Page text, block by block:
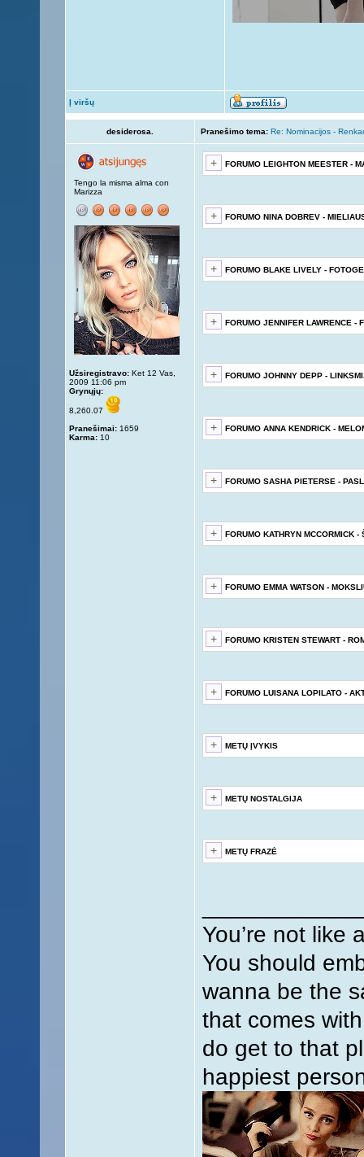
Į viršų
desiderosa. Pranešimo tema: Re: Nominacijos -
Tengo la misma alma con
Marizza
Užsiregistravo: Ket 12 Vas,
2009 11:06 pm
Grynųjų:
8,260.07
Pranešimai: 1659
Karma: 10
FORUMO LEIGHTON MEESTER -
FORUMO NINA DOBREV -
FORUMO BLAKE LIVELY -
FORUMO JENNIFER LAWRENCE -
FORUMO JOHNNY DEPP -
FORUMO ANNA KENDRICK -
FORUMO SASHA PIETERSE -
FORUMO KATHRYN MCCORMICK -
FORUMO EMMA WATSON -
FORUMO KRISTEN STEWART -
FORUMO LUISANA LOPILATO -
METŲ ĮVYKIS
METŲ NOSTALGIJA
METŲ FRAZĖ
You’re not like
You should
wanna be the
that comes
do get to that
happiest